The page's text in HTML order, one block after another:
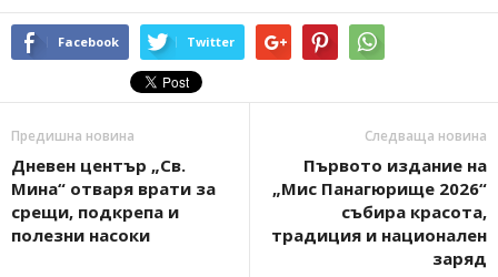
Facebook Twitter
Предишна новина
Дневен център „Св.
Мина“ отваря врати за
срещи, подкрепа и
полезни насоки
Следваща новина
Първото издание на
„Мис Панагюрище 2026“
събира красота,
традиция и национален
заряд